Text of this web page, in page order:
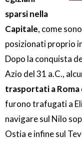
sparsi nella
Capitale, come
posizionati proprio
Dopo la conquista
Azio del 31 a.C.,
trasportati a
furono trafugati a
navigare sul Nilo
Ostia e infine sul